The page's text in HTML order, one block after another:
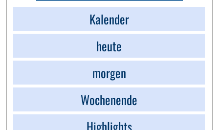
Kalender
heute
morgen
Wochenende